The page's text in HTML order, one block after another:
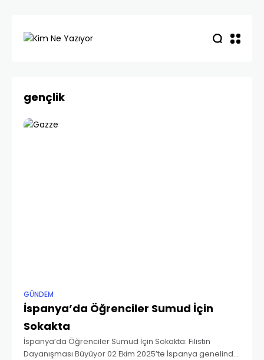
gençlik
GÜNDEM
İspanya’da Öğrenciler Sumud İçin
Sokakta
İspanya’da Öğrenciler Sumud İçin Sokakta: Filistin
Dayanışması Büyüyor 02 Ekim 2025’te İspanya genelinde